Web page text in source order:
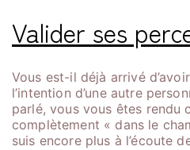
Valider ses
Vous est-il déjà arrivé
l’intention d’une autre
parlé, vous vous êtes rendu
complètement « dans le
suis encore plus à l’écoute